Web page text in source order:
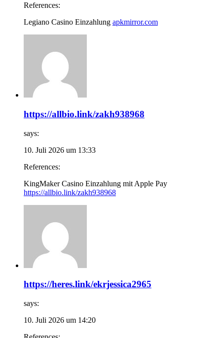
References:
Legiano Casino Einzahlung apkmirror.com
https://allbio.link/zakh938968
says:
10. Juli 2026 um 13:33
References:
KingMaker Casino Einzahlung mit Apple Pay
https://allbio.link/zakh938968
https://heres.link/ekrjessica2965
says:
10. Juli 2026 um 14:20